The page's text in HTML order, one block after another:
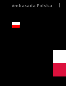
Ambasada Polska